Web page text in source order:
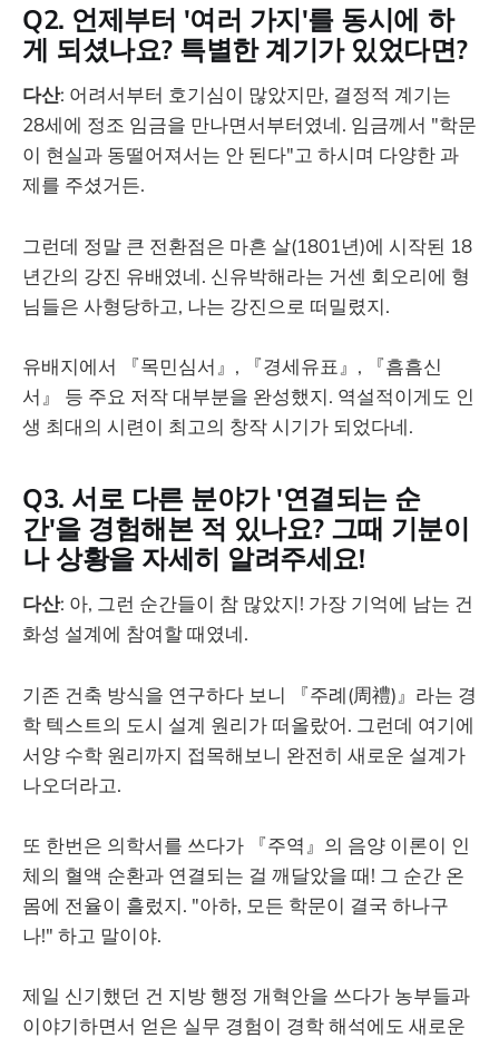
Q2. 언제부터 '여러 가지'를 동시에 하
게 되셨나요? 특별한 계기가 있었다면?
다산: 어려서부터 호기심이 많았지만, 결정적 계기는
28세에 정조 임금을 만나면서부터였네. 임금께서 "학문
이 현실과 동떨어져서는 안 된다"고 하시며 다양한 과
제를 주셨거든.
그런데 정말 큰 전환점은 마흔 살(1801년)에 시작된 18
년간의 강진 유배였네. 신유박해라는 거센 회오리에 형
님들은 사형당하고, 나는 강진으로 떠밀렸지.
유배지에서 『목민심서』, 『경세유표』, 『흠흠신
서』 등 주요 저작 대부분을 완성했지. 역설적이게도 인
생 최대의 시련이 최고의 창작 시기가 되었다네.
Q3. 서로 다른 분야가 '연결되는 순
간'을 경험해본 적 있나요? 그때 기분이
나 상황을 자세히 알려주세요!
다산: 아, 그런 순간들이 참 많았지! 가장 기억에 남는 건
화성 설계에 참여할 때였네.
기존 건축 방식을 연구하다 보니 『주례(周禮)』라는 경
학 텍스트의 도시 설계 원리가 떠올랐어. 그런데 여기에
서양 수학 원리까지 접목해보니 완전히 새로운 설계가
나오더라고.
또 한번은 의학서를 쓰다가 『주역』의 음양 이론이 인
체의 혈액 순환과 연결되는 걸 깨달았을 때! 그 순간 온
몸에 전율이 흘렀지. "아하, 모든 학문이 결국 하나구
나!" 하고 말이야.
제일 신기했던 건 지방 행정 개혁안을 쓰다가 농부들과
이야기하면서 얻은 실무 경험이 경학 해석에도 새로운